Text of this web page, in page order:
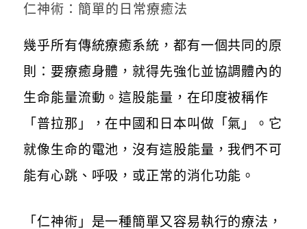
仁神術：簡單的日常療癒法
幾乎所有傳統療癒系統，都有一個共同的原
則：要療癒身體，就得先強化並協調體內的
生命能量流動。這股能量，在印度被稱作
「普拉那」，在中國和日本叫做「氣」。它
就像生命的電池，沒有這股能量，我們不可
能有心跳、呼吸，或正常的消化功能。
「仁神術」是一種簡單又容易執行的療法，